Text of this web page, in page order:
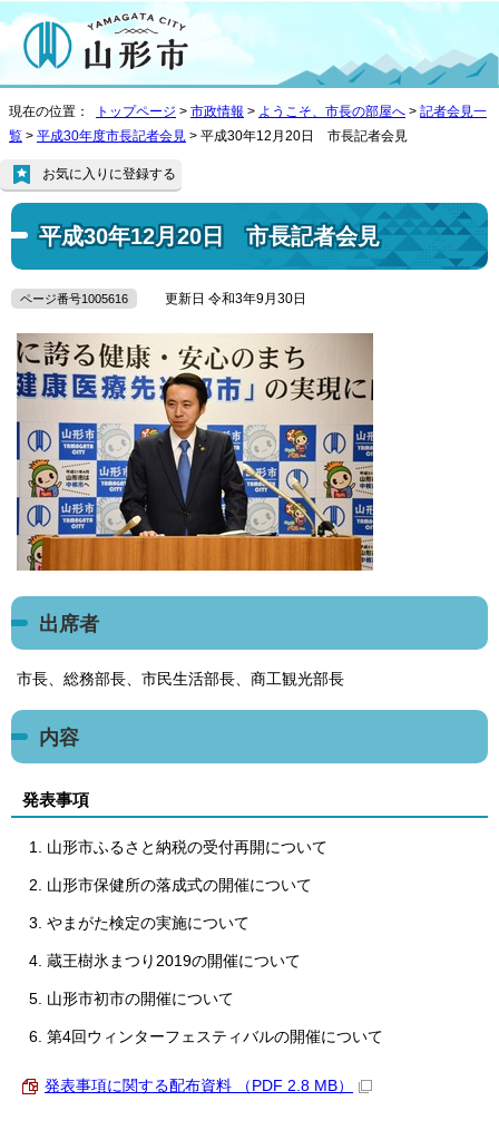
現在の位置： トップページ > 市政情報 > ようこそ、市長の部屋へ > 記者会見一
覧 > 平成30年度市長記者会見 > 平成30年12月20日 市長記者会見
平成30年12月20日 市長記者会見
お気に入りに登録する
ページ番号1005616 更新日 令和3年9月30日
出席者
市長、総務部長、市民生活部長、商工観光部長
内容
発表事項
山形市ふるさと納税の受付再開について
山形市保健所の落成式の開催について
やまがた検定の実施について
蔵王樹氷まつり2019の開催について
山形市初市の開催について
第4回ウィンターフェスティバルの開催について
発表事項に関する配布資料 （PDF 2.8 MB）